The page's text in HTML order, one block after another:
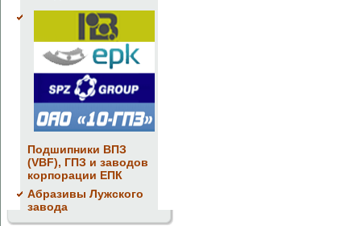
Подшипники ВПЗ
(VBF), ГПЗ и заводов
корпорации ЕПК
Абразивы Лужского
завода